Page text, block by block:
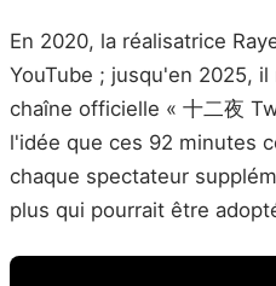
En 2020, la réalisatrice
YouTube ; jusqu'en 2025,
chaîne officielle « 十二夜
l'idée que ces 92 minutes
chaque spectateur
plus qui pourrait être